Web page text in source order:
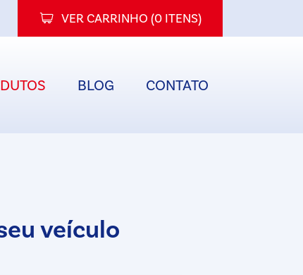
VER CARRINHO (0 ITENS)
BLOG CONTATO
veículo